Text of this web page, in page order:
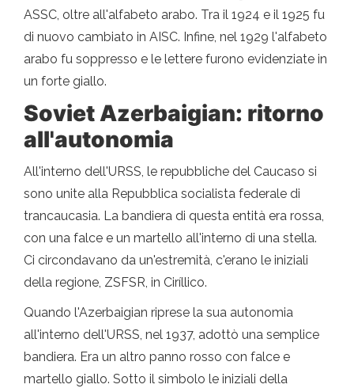
ASSC, oltre all'alfabeto arabo. Tra il 1924 e il 1925 fu
di nuovo cambiato in AISC. Infine, nel 1929 l'alfabeto
arabo fu soppresso e le lettere furono evidenziate in
un forte giallo.
Soviet Azerbaigian: ritorno
all'autonomia
All'interno dell'URSS, le repubbliche del Caucaso si
sono unite alla Repubblica socialista federale di
trancaucasia. La bandiera di questa entità era rossa,
con una falce e un martello all'interno di una stella.
Ci circondavano da un'estremità, c'erano le iniziali
della regione, ZSFSR, in Ciríllico.
Quando l'Azerbaigian riprese la sua autonomia
all'interno dell'URSS, nel 1937, adottò una semplice
bandiera. Era un altro panno rosso con falce e
martello giallo. Sotto il simbolo le iniziali della